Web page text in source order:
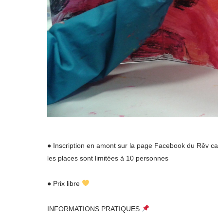
● Inscription en amont sur la page Facebook du Rêv
les places sont limitées à 10 personnes
● Prix libre
INFORMATIONS PRATIQUES